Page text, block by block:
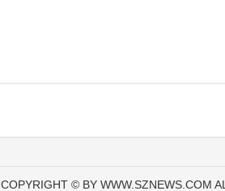
COPYRIGHT © BY WWW.SZNEWS.COM